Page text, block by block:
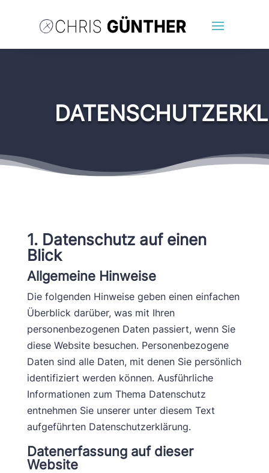
1. Datenschutz auf einen
Blick
Allgemeine Hinweise
Die folgenden Hinweise geben einen einfachen
Überblick darüber, was mit Ihren
personenbezogenen Daten passiert, wenn Sie
diese Website besuchen. Personenbezogene
Daten sind alle Daten, mit denen Sie persönlich
identifiziert werden können. Ausführliche
Informationen zum Thema Datenschutz
entnehmen Sie unserer unter diesem Text
aufgeführten Datenschutzerklärung.
Datenerfassung auf dieser
Website